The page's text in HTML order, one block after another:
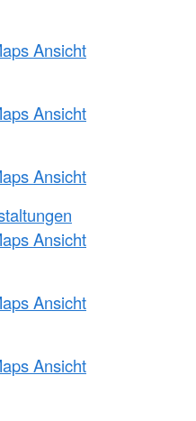
Ansicht
Ansicht
Ansicht
Ansicht
Ansicht
Ansicht